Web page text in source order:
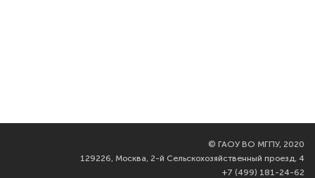
© ГАОУ ВО МГПУ, 2020
129226, Москва, 2-й Сельскохозяйственный проезд, 4
+7 (499) 181-24-62